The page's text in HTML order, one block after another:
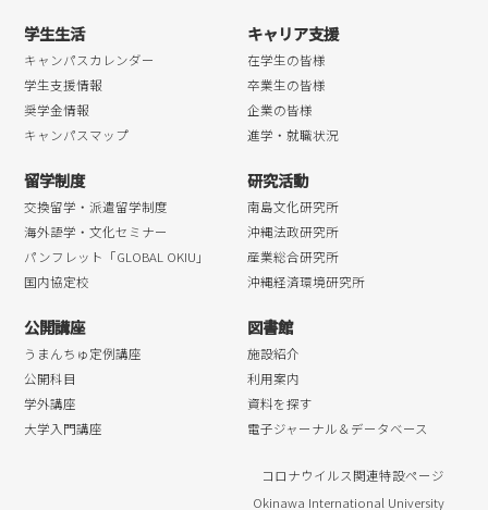
学生生活
キャンパスカレンダー
学生支援情報
奨学金情報
キャンパスマップ
キャリア支援
在学生の皆様
卒業生の皆様
企業の皆様
進学・就職状況
留学制度
交換留学・派遣留学制度
海外語学・文化セミナー
パンフレット「GLOBAL OKIU」
国内協定校
研究活動
南島文化研究所
沖縄法政研究所
産業総合研究所
沖縄経済環境研究所
公開講座
うまんちゅ定例講座
公開科目
学外講座
大学入門講座
図書館
施設紹介
利用案内
資料を探す
電子ジャーナル＆データベース
コロナウイルス関連特設ページ
Okinawa International University